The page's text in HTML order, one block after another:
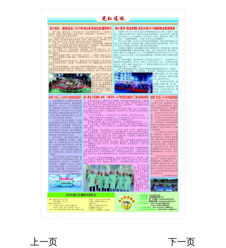
上一页 下一页